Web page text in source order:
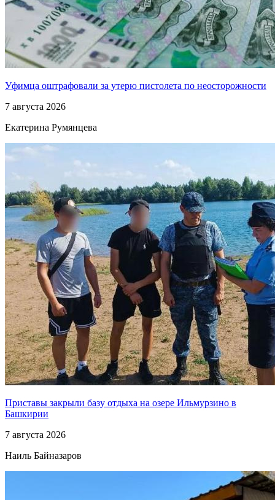
Уфимца оштрафовали за утерю пистолета по неосторожности
7 августа 2026
Екатерина Румянцева
Приставы закрыли базу отдыха на озере Ильмурзино в
Башкирии
7 августа 2026
Наиль Байназаров